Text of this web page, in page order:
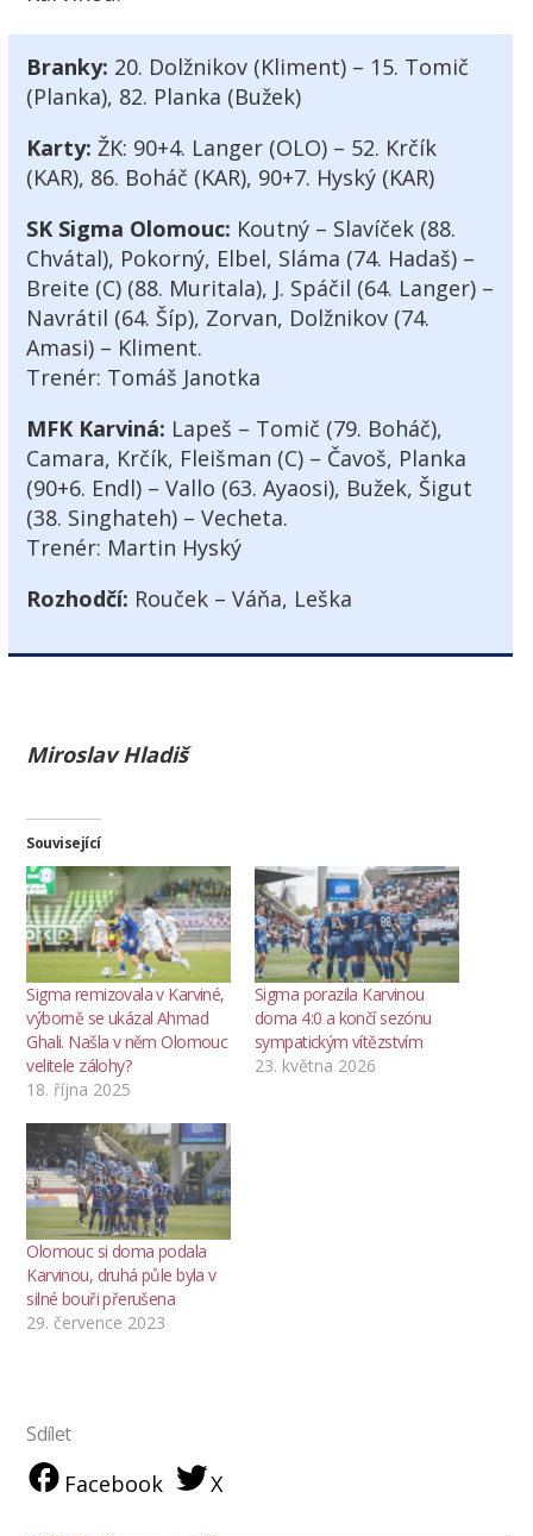
Branky: 20. Dolžnikov (Kliment) – 15. Tomič
(Planka), 82. Planka (Bužek)
Karty: ŽK: 90+4. Langer (OLO) – 52. Krčík
(KAR), 86. Boháč (KAR), 90+7. Hyský (KAR)
SK Sigma Olomouc: Koutný – Slavíček (88.
Chvátal), Pokorný, Elbel, Sláma (74. Hadaš) –
Breite (C) (88. Muritala), J. Spáčil (64. Langer) –
Navrátil (64. Šíp), Zorvan, Dolžnikov (74.
Amasi) – Kliment.
Trenér: Tomáš Janotka
MFK Karviná: Lapeš – Tomič (79. Boháč),
Camara, Krčík, Fleišman (C) – Čavoš, Planka
(90+6. Endl) – Vallo (63. Ayaosi), Bužek, Šigut
(38. Singhateh) – Vecheta.
Trenér: Martin Hyský
Rozhodčí: Rouček – Váňa, Leška
Miroslav Hladiš
Související
Sigma remizovala v Karviné,
výborně se ukázal Ahmad
Ghali. Našla v něm Olomouc
velitele zálohy?
18. října 2025
Sigma porazila Karvinou
doma 4:0 a končí sezónu
sympatickým vítězstvím
23. května 2026
Olomouc si doma podala
Karvinou, druhá půle byla v
silné bouři přerušena
29. července 2023
Sdílet
Facebook X